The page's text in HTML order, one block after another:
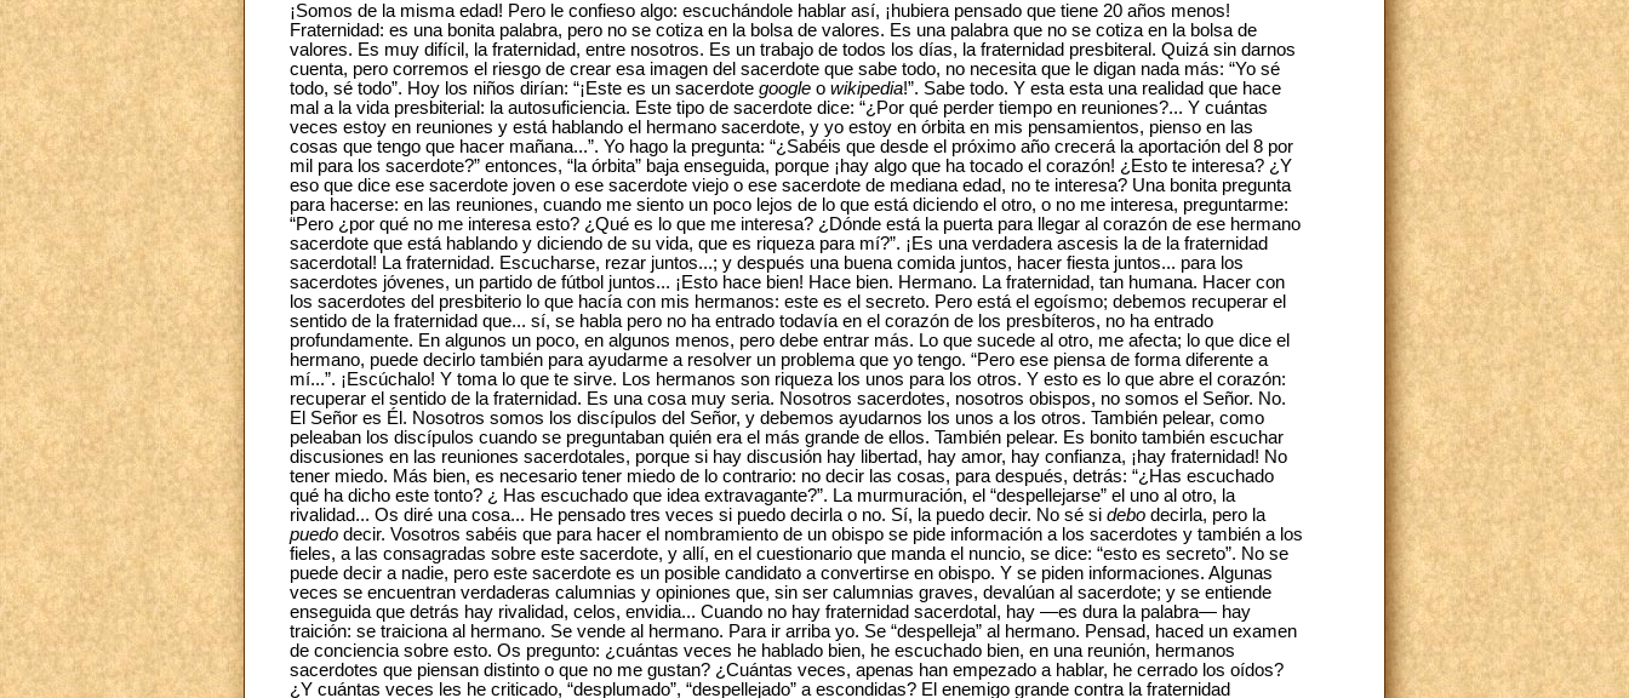
¡Somos de la misma edad! Pero le confieso algo: escuchándole hablar así, ¡hubiera pensado que tiene 20 años menos!
Fraternidad: es una bonita palabra, pero no se cotiza en la bolsa de valores. Es una palabra que no se cotiza en la bolsa de
valores. Es muy difícil, la fraternidad, entre nosotros. Es un trabajo de todos los días, la fraternidad presbiteral. Quizá sin darnos
cuenta, pero corremos el riesgo de crear esa imagen del sacerdote que sabe todo, no necesita que le digan nada más: “Yo sé
todo, sé todo”. Hoy los niños dirían: “¡Este es un sacerdote google o wikipedia!”. Sabe todo. Y esta esta una realidad que hace
mal a la vida presbiterial: la autosuficiencia. Este tipo de sacerdote dice: “¿Por qué perder tiempo en reuniones?... Y cuántas
veces estoy en reuniones y está hablando el hermano sacerdote, y yo estoy en órbita en mis pensamientos, pienso en las
cosas que tengo que hacer mañana...”. Yo hago la pregunta: “¿Sabéis que desde el próximo año crecerá la aportación del 8 por
mil para los sacerdote?” entonces, “la órbita” baja enseguida, porque ¡hay algo que ha tocado el corazón! ¿Esto te interesa? ¿Y
eso que dice ese sacerdote joven o ese sacerdote viejo o ese sacerdote de mediana edad, no te interesa? Una bonita pregunta
para hacerse: en las reuniones, cuando me siento un poco lejos de lo que está diciendo el otro, o no me interesa, preguntarme:
“Pero ¿por qué no me interesa esto? ¿Qué es lo que me interesa? ¿Dónde está la puerta para llegar al corazón de ese hermano
sacerdote que está hablando y diciendo de su vida, que es riqueza para mí?”. ¡Es una verdadera ascesis la de la fraternidad
sacerdotal! La fraternidad. Escucharse, rezar juntos...; y después una buena comida juntos, hacer fiesta juntos... para los
sacerdotes jóvenes, un partido de fútbol juntos... ¡Esto hace bien! Hace bien. Hermano. La fraternidad, tan humana. Hacer con
los sacerdotes del presbiterio lo que hacía con mis hermanos: este es el secreto. Pero está el egoísmo; debemos recuperar el
sentido de la fraternidad que... sí, se habla pero no ha entrado todavía en el corazón de los presbíteros, no ha entrado
profundamente. En algunos un poco, en algunos menos, pero debe entrar más. Lo que sucede al otro, me afecta; lo que dice el
hermano, puede decirlo también para ayudarme a resolver un problema que yo tengo. “Pero ese piensa de forma diferente a
mí...”. ¡Escúchalo! Y toma lo que te sirve. Los hermanos son riqueza los unos para los otros. Y esto es lo que abre el corazón:
recuperar el sentido de la fraternidad. Es una cosa muy seria. Nosotros sacerdotes, nosotros obispos, no somos el Señor. No.
El Señor es Él. Nosotros somos los discípulos del Señor, y debemos ayudarnos los unos a los otros. También pelear, como
peleaban los discípulos cuando se preguntaban quién era el más grande de ellos. También pelear. Es bonito también escuchar
discusiones en las reuniones sacerdotales, porque si hay discusión hay libertad, hay amor, hay confianza, ¡hay fraternidad! No
tener miedo. Más bien, es necesario tener miedo de lo contrario: no decir las cosas, para después, detrás: “¿Has escuchado
qué ha dicho este tonto? ¿ Has escuchado que idea extravagante?”. La murmuración, el “despellejarse” el uno al otro, la
rivalidad... Os diré una cosa... He pensado tres veces si puedo decirla o no. Sí, la puedo decir. No sé si debo decirla, pero la
puedo decir. Vosotros sabéis que para hacer el nombramiento de un obispo se pide información a los sacerdotes y también a los
fieles, a las consagradas sobre este sacerdote, y allí, en el cuestionario que manda el nuncio, se dice: “esto es secreto”. No se
puede decir a nadie, pero este sacerdote es un posible candidato a convertirse en obispo. Y se piden informaciones. Algunas
veces se encuentran verdaderas calumnias y opiniones que, sin ser calumnias graves, devalúan al sacerdote; y se entiende
enseguida que detrás hay rivalidad, celos, envidia... Cuando no hay fraternidad sacerdotal, hay —es dura la palabra— hay
traición: se traiciona al hermano. Se vende al hermano. Para ir arriba yo. Se “despelleja” al hermano. Pensad, haced un examen
de conciencia sobre esto. Os pregunto: ¿cuántas veces he hablado bien, he escuchado bien, en una reunión, hermanos
sacerdotes que piensan distinto o que no me gustan? ¿Cuántas veces, apenas han empezado a hablar, he cerrado los oídos?
¿Y cuántas veces les he criticado, “desplumado”, “despellejado” a escondidas? El enemigo grande contra la fraternidad